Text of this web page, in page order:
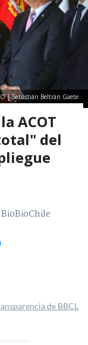
| Sebastián Beltrán Gaete
ACOT
del
de BBCL